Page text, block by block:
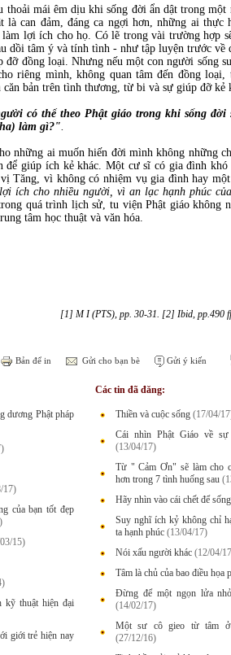
mái êm dịu khi sống đời ẩn dật trong một
là can đảm, đáng ca ngợi hơn, những ai thực
lợi ích cho họ. Có lẽ trong vài trường hợp
dồi tâm ý và tính tình - như tập luyện trước về
đỡ đồng loại. Nhưng nếu một con người sống
riêng mình, không quan tâm đến đồng loại,
bản trên tình thương, từ bi và sự giúp đỡ kẻ
có thể theo Phật giáo trong khi sống
làm gì?".
những ai muốn hiến đời mình không những
để giúp ích kẻ khác. Một cư sĩ có gia đình
Tăng, vì không có nhiệm vụ gia đình hay một
ích cho nhiều người, vì an lạc hạnh phúc
quá trình lịch sử, tu viện Phật giáo không
tâm học thuật và văn hóa.
[1] M I (PTS), pp. 30-31. [2] Ibid, pp.490
Bản để in Gửi cho bạn bè Gửi ý kiến
dương Phật pháp
17)
của bạn tốt đẹp
15)
kỹ thuật hiện đại
giới trẻ hiện nay
Các tin đã đăng:
Thiền và cuộc sống (17/04/
Cái nhìn Phật Giáo về
(13/04/17)
Từ " Cảm Ơn" sẽ làm cho
hơn trong 7 tình huống sau
Hãy nhìn vào cái chết để
Suy nghĩ ích kỷ không chỉ
ta hạnh phúc (13/04/17)
Nói xấu người khác (12/04/
Tâm là chủ của bao điều họa
Đừng để một ngọn lửa
(14/02/17)
Một sư cô gieo từ tâm
(27/12/16)